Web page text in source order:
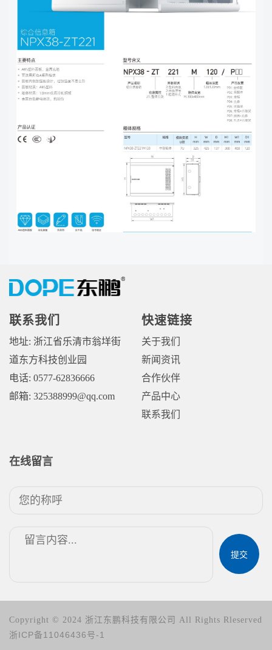
联系我们
地址: 浙江省乐清市翁垟街
道东方科技创业园
电话: 0577-62836666
邮箱: 325388999@qq.com
快速链接
关于我们
新闻资讯
合作伙伴
产品中心
联系我们
在线留言
提交
Copyright © 2024 浙江东鹏科技有限公司 All Rights Rleserved
浙ICP备11046436号-1